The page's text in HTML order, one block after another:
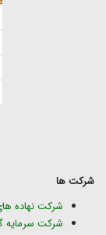
شرکت ها
شرکت نهاده
شرکت سرمایه